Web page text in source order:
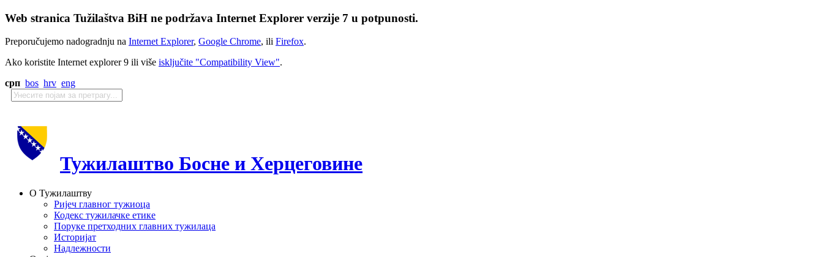
Web stranica Tužilaštva BiH ne podržava Internet Explorer verzije 7 u potpunosti.
Preporučujemo nadogradnju na Internet Explorer, Google Chrome, ili Firefox.
Ako koristite Internet explorer 9 ili više isključite "Compatibility View".
срп bos hrv eng
Тужилаштво Босне и Херцеговине
О Тужилаштву
Ријеч главног тужиоца
Кодекс тужилачке етике
Поруке претходних главних тужилаца
Историјат
Надлежности